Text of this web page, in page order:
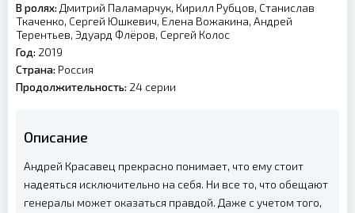
В ролях: Дмитрий Паламарчук, Кирилл Рубцов, Станислав
Ткаченко, Сергей Юшкевич, Елена Вожакина, Андрей
Терентьев, Эдуард Флёров, Сергей Колос
Год: 2019
Страна: Россия
Продолжительность: 24 серии
Описание
Андрей Красавец прекрасно понимает, что ему стоит
надеяться исключительно на себя. Ни все то, что обещают
генералы может оказаться правдой. Даже с учетом того,